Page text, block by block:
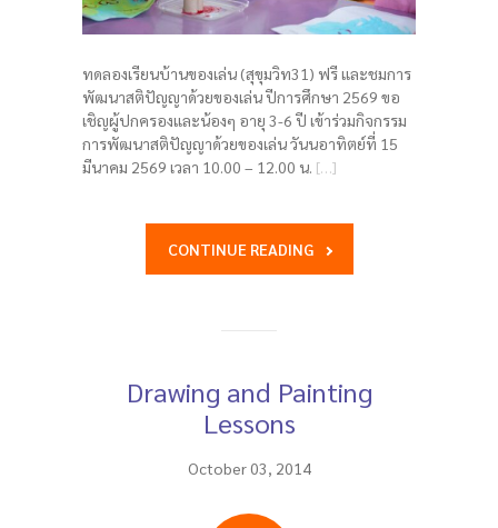
ทดลองเรียนบ้านของเล่น (สุขุมวิท31) ฟรี และชมการ
พัฒนาสติปัญญาด้วยของเล่น ปีการศึกษา 2569 ขอ
เชิญผู้ปกครองและน้องๆ อายุ 3-6 ปี เข้าร่วมกิจกรรม
การพัฒนาสติปัญญาด้วยของเล่น วันนอาทิตย์ที่ 15
มีนาคม 2569 เวลา 10.00 – 12.00 น. […]
CONTINUE READING
Drawing and Painting
Lessons
October 03, 2014